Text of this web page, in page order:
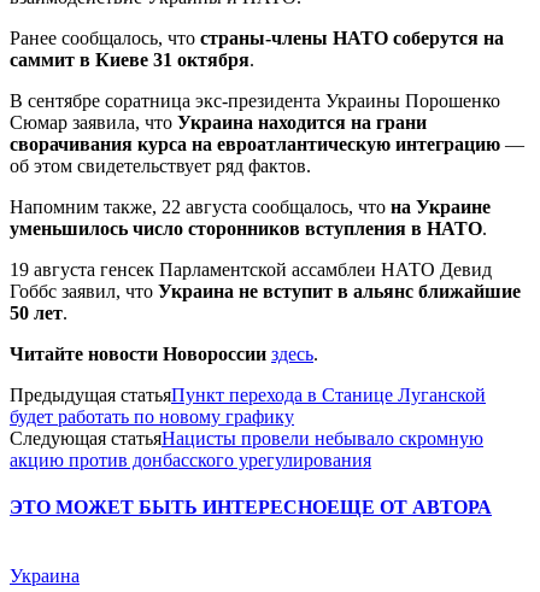
Ранее сообщалось, что страны-члены НАТО соберутся на
саммит в Киеве 31 октября.
В сентябре соратница экс-президента Украины Порошенко
Сюмар заявила, что Украина находится на грани
сворачивания курса на евроатлантическую интеграцию —
об этом свидетельствует ряд фактов.
Напомним также, 22 августа сообщалось, что на Украине
уменьшилось число сторонников вступления в НАТО.
19 августа генсек Парламентской ассамблеи НАТО Девид
Гоббс заявил, что Украина не вступит в альянс ближайшие
50 лет.
Читайте новости Новороссии здесь.
Предыдущая статьяПункт перехода в Станице Луганской
будет работать по новому графику
Следующая статьяНацисты провели небывало скромную
акцию против донбасского урегулирования
ЭТО МОЖЕТ БЫТЬ ИНТЕРЕСНОЕЩЕ ОТ АВТОРА
Украина